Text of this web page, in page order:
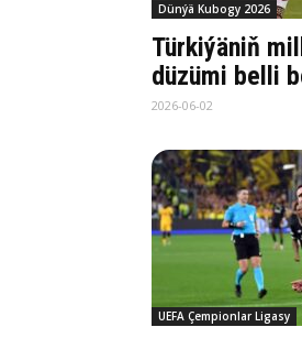
Dünýä Kubogy 2026
Türkiýäniň
düzümi belli
2026-06-02
UEFA Çempionlar Ligasy